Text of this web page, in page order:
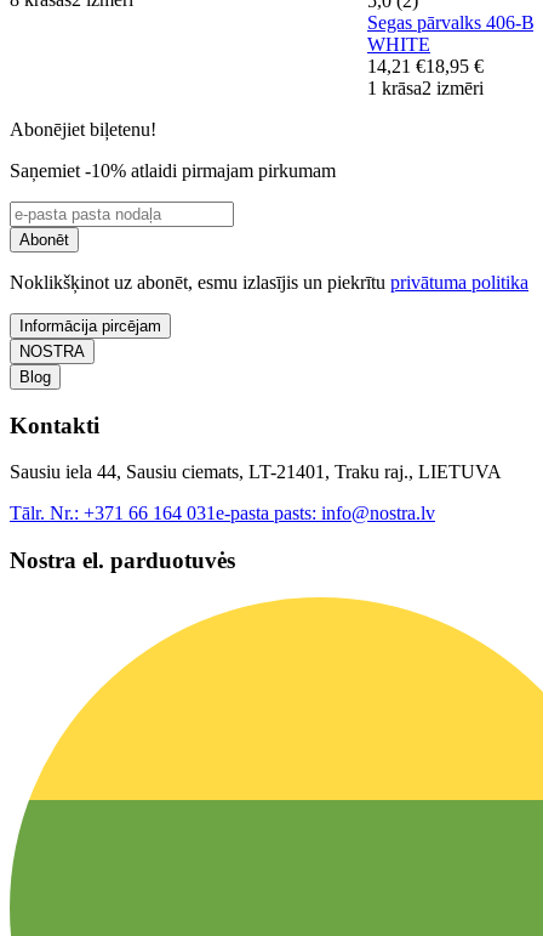
Segas pārvalks 406-
WHITE
14,21 €18,95 €
1 krāsa2 izmēri
Abonējiet biļetenu!
Saņemiet -10% atlaidi pirmajam pirkumam
Abonēt
Noklikšķinot uz abonēt, esmu izlasījis un piekrītu privātuma politika
Informācija pircējam
NOSTRA
Blog
Kontakti
Sausiu iela 44, Sausiu ciemats, LT-21401, Traku raj., LIETUVA
Tālr. Nr.: +371 66 164 031e-pasta pasts: info@nostra.lv
Nostra el. parduotuvės